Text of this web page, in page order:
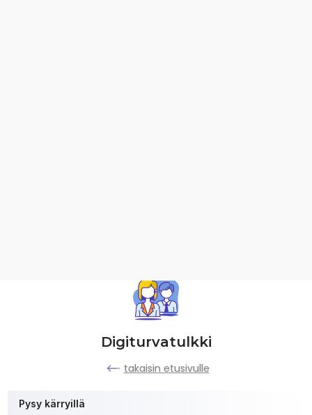
Digiturvatulkki
takaisin etusivulle
Pysy kärryillä